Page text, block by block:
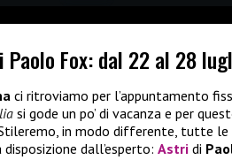
Fox: dal 22 al 28
ci ritroviamo per l’appuntamento
si gode un po’ di vacanza e per
in modo differente, tutte
disposizione dall’esperto: Astri di